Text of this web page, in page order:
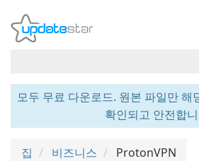
모두 무료 다운로드. 원본 파일만 해
확인되고 안전합
집 비즈니스 ProtonVPN